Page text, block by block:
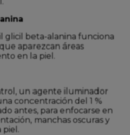
glicil beta-alanina funciona
aparezcan áreas
en la piel.
un agente iluminador
concentración del 1 %
antes, para enfocarse en
manchas oscuras y